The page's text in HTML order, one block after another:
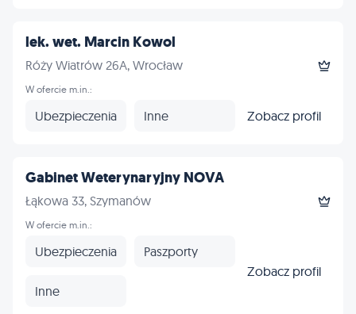
lek. wet. Marcin Kowol
Róży Wiatrów 26A, Wrocław
W ofercie m.in.:
Ubezpieczenia Inne Zobacz profil
Gabinet Weterynaryjny NOVA
Łąkowa 33, Szymanów
W ofercie m.in.:
Ubezpieczenia Paszporty
Inne
Zobacz profil